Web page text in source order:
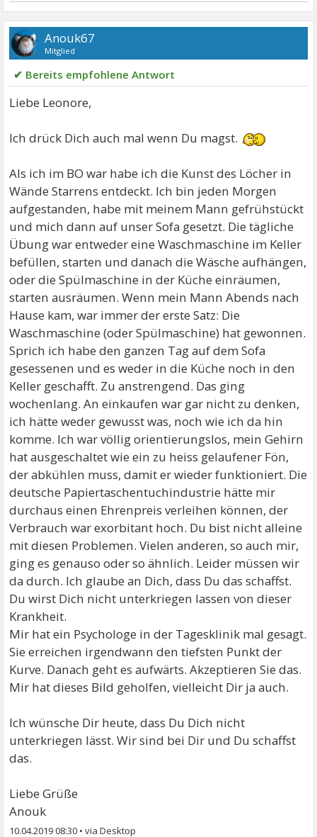
Anouk67
Mitglied
✔ Bereits empfohlene Antwort
Liebe Leonore,
Ich drück Dich auch mal wenn Du magst.
Als ich im BO war habe ich die Kunst des Löcher in
Wände Starrens entdeckt. Ich bin jeden Morgen
aufgestanden, habe mit meinem Mann gefrühstückt
und mich dann auf unser Sofa gesetzt. Die tägliche
Übung war entweder eine Waschmaschine im Keller
befüllen, starten und danach die Wäsche aufhängen,
oder die Spülmaschine in der Küche einräumen,
starten ausräumen. Wenn mein Mann Abends nach
Hause kam, war immer der erste Satz: Die
Waschmaschine (oder Spülmaschine) hat gewonnen.
Sprich ich habe den ganzen Tag auf dem Sofa
gesessenen und es weder in die Küche noch in den
Keller geschafft. Zu anstrengend. Das ging
wochenlang. An einkaufen war gar nicht zu denken,
ich hätte weder gewusst was, noch wie ich da hin
komme. Ich war völlig orientierungslos, mein Gehirn
hat ausgeschaltet wie ein zu heiss gelaufener Fön,
der abkühlen muss, damit er wieder funktioniert. Die
deutsche Papiertaschentuchindustrie hätte mir
durchaus einen Ehrenpreis verleihen können, der
Verbrauch war exorbitant hoch. Du bist nicht alleine
mit diesen Problemen. Vielen anderen, so auch mir,
ging es genauso oder so ähnlich. Leider müssen wir
da durch. Ich glaube an Dich, dass Du das schaffst.
Du wirst Dich nicht unterkriegen lassen von dieser
Krankheit.
Mir hat ein Psychologe in der Tagesklinik mal gesagt.
Sie erreichen irgendwann den tiefsten Punkt der
Kurve. Danach geht es aufwärts. Akzeptieren Sie das.
Mir hat dieses Bild geholfen, vielleicht Dir ja auch.
Ich wünsche Dir heute, dass Du Dich nicht
unterkriegen lässt. Wir sind bei Dir und Du schaffst
das.
Liebe Grüße
Anouk
10.04.2019 08:30 •